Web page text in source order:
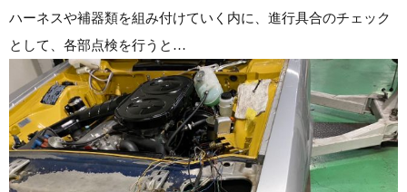
ハーネスや補器類を組み付けていく内に、進行具合のチェック
として、各部点検を行うと…